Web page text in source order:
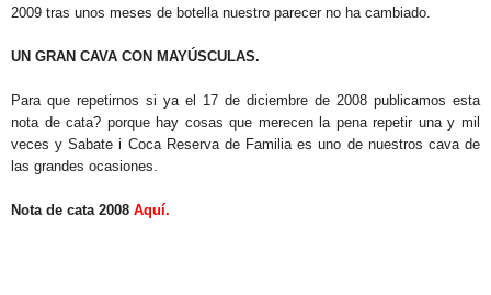
2009 tras unos meses de botella nuestro parecer no ha cambiado.
UN GRAN CAVA CON MAYÚSCULAS.
Para que repetirnos si ya el 17 de diciembre de 2008 publicamos esta
nota de cata? porque hay cosas que merecen la pena repetir una y mil
veces y Sabate i Coca Reserva de Familia es uno de nuestros cava de
las grandes ocasiones.
Nota de cata 2008 Aquí.